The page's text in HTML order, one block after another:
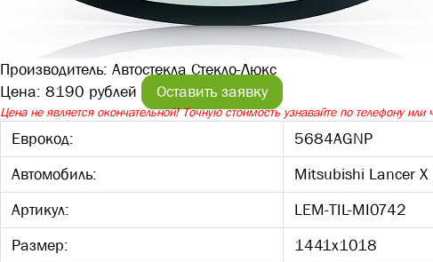
Производитель: Автостекла Стекло-Люкс
Цена: 8190 рублей Оставить заявку
Цена не является окончательной! Точную стоимость узнавайте по телефону или
Еврокод:
5684AGNP
Автомобиль:
Mitsubishi Lancer X
Артикул:
LEM-TIL-MI0742
Размер:
1441х1018